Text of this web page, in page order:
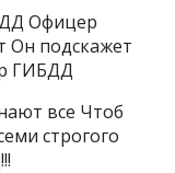
Офицер
Он подскажет
ГИБДД
все Чтоб
строгого